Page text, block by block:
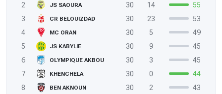
2
JS SAOURA 30 14
55
3
CR BELOUIZDAD 30 23
53
4
MC ORAN 30 5
49
5
JS KABYLIE 30 9
45
6
OLYMPIQUE AKBOU 30 3
45
7
KHENCHELA 30 0
44
8
BEN AKNOUN 30 2
43